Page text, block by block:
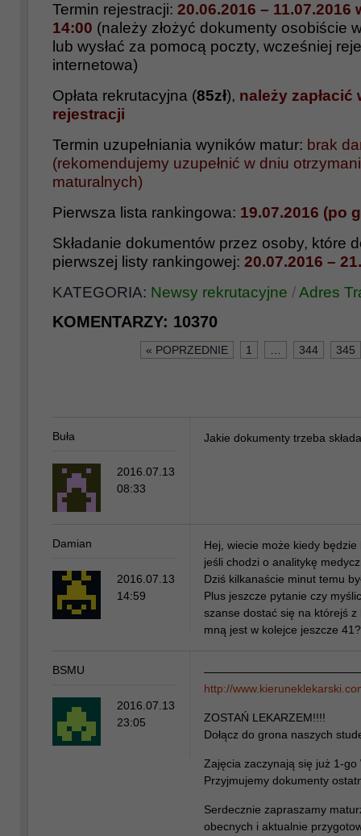
Termin rejestracji: 20.06.2016 – 11.07.2016
14:00 (należy złożyć dokumenty osobiście
lub wysłać za pomocą poczty, wcześniej
internetowa)
Opłata rekrutacyjna (85zł), należy zapłacić
rejestracji
Termin uzupełniania wyników matur: brak
(rekomendujemy uzupełnić w dniu
maturalnych)
Pierwsza lista rankingowa: 19.07.2016 (po
Składanie dokumentów przez osoby, które
pierwszej listy rankingowej: 20.07.2016 –
KATEGORIA: Newsy rekrutacyjne /Adres
KOMENTARZY: 10370
« POPRZEDNIE 1 344 345
Jakie dokumenty trzeba
Buła
2016.07.13
08:33
Hej, wiecie może kiedy
jeśli chodzi o analitykę
Dziś kilkanaście minut temu
Plus jeszcze pytanie czy
szanse dostać się na którejś
mną jest w kolejce jeszcze 41?
Damian
2016.07.13
14:59
http://
ZOSTAŃ LEKARZEM!!!!
Dołącz do grona naszych
Zajęcia zaczynają się już 1-go
Przyjmujemy dokumenty
Serdecznie zapraszamy
obecnych i aktualnie
BSMU
2016.07.13
23:05